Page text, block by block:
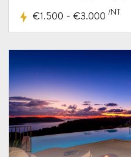
€1.500 - €3.000 /NT